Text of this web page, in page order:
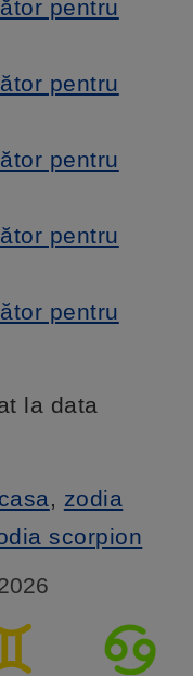
pentru
pentru
pentru
pentru
pentru
la data
casa, zodia
scorpion